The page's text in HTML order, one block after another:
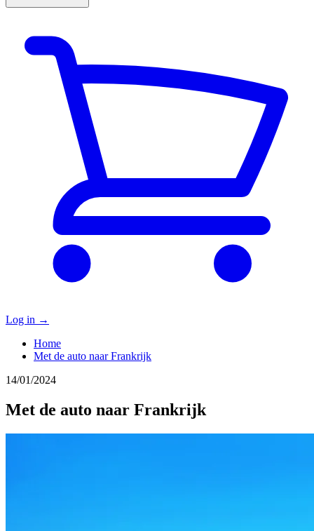
Log in →
Home
Met de auto naar Frankrijk
14/01/2024
Met de auto naar Frankrijk